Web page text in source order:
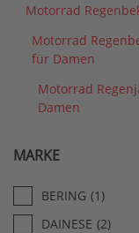
Motorrad
Motorrad
für Damen
Motorrad
Damen
MARKE
BERING (1)
DAINESE (2)